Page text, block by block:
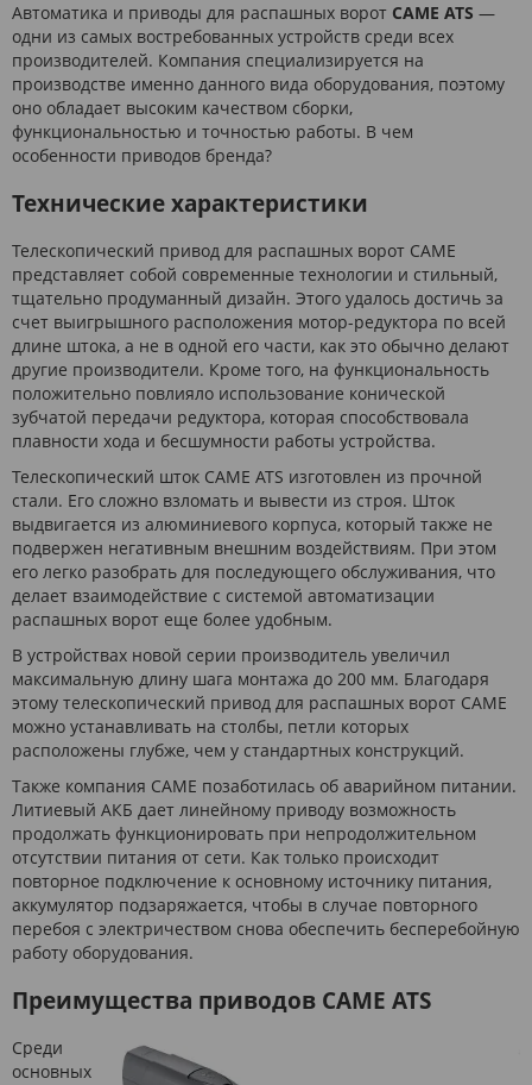
Автоматика и приводы для распашных ворот CAME ATS —
одни из самых востребованных устройств среди всех
производителей. Компания специализируется на
производстве именно данного вида оборудования, поэтому
оно обладает высоким качеством сборки,
функциональностью и точностью работы. В чем
особенности приводов бренда?
Технические характеристики
Телескопический привод для распашных ворот CAME
представляет собой современные технологии и стильный,
тщательно продуманный дизайн. Этого удалось достичь за
счет выигрышного расположения мотор-редуктора по всей
длине штока, а не в одной его части, как это обычно делают
другие производители. Кроме того, на функциональность
положительно повлияло использование конической
зубчатой передачи редуктора, которая способствовала
плавности хода и бесшумности работы устройства.
Телескопический шток CAME ATS изготовлен из прочной
стали. Его сложно взломать и вывести из строя. Шток
выдвигается из алюминиевого корпуса, который также не
подвержен негативным внешним воздействиям. При этом
его легко разобрать для последующего обслуживания, что
делает взаимодействие с системой автоматизации
распашных ворот еще более удобным.
В устройствах новой серии производитель увеличил
максимальную длину шага монтажа до 200 мм. Благодаря
этому телескопический привод для распашных ворот CAME
можно устанавливать на столбы, петли которых
расположены глубже, чем у стандартных конструкций.
Также компания CAME позаботилась об аварийном питании.
Литиевый АКБ дает линейному приводу возможность
продолжать функционировать при непродолжительном
отсутствии питания от сети. Как только происходит
повторное подключение к основному источнику питания,
аккумулятор подзаряжается, чтобы в случае повторного
перебоя с электричеством снова обеспечить бесперебойную
работу оборудования.
Преимущества приводов CAME ATS
Среди
основных